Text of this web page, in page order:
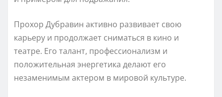
Прохор Дубравин активно развивает свою
карьеру и продолжает сниматься в кино и
театре. Его талант, профессионализм и
положительная энергетика делают его
незаменимым актером в мировой культуре.